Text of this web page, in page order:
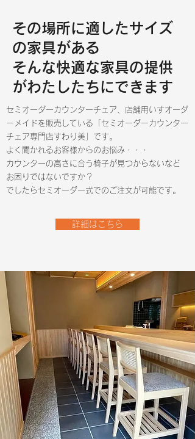
​その場所に適したサイズ
の家具がある
​そんな快適な家具の提供
がわたしたちにできます
セミオーダーカウンターチェア、店舗用いすオーダ
ーメイドを販売している「セミオーダーカウンター
チェア専門店すわり美」です。
よく聞かれるお客様からのお悩み・・・
​カウンターの高さに合う椅子が見つからないなど
お困りではないですか？
​でしたらセミオーダー式でのご注文が可能です。
詳細はこちら